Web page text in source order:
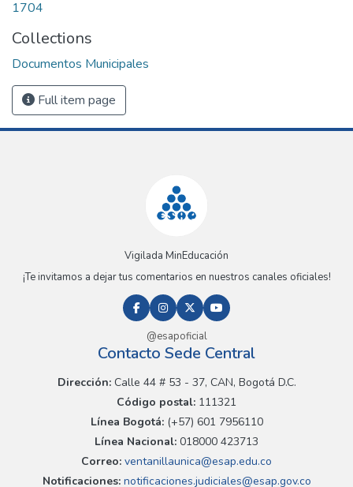
1704
Collections
Documentos Municipales
Full item page
Vigilada MinEducación
¡Te invitamos a dejar tus comentarios en nuestros canales oficiales!
@esapoficial
Contacto Sede Central
Dirección:Calle 44 # 53 - 37, CAN, Bogotá D.C.
Código postal: 111321
Línea Bogotá:(+57) 601 7956110
Línea Nacional: 018000 423713
Correo: ventanillaunica@esap.edu.co
Notificaciones:notificaciones.judiciales@esap.gov.co